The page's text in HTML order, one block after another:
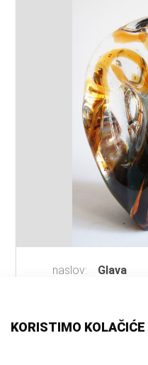
naslov:
Glava
građe:
KORISTIMO KOLAČIĆE